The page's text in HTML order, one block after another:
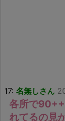
17: 名無しさん
各所で90++
れてるの見